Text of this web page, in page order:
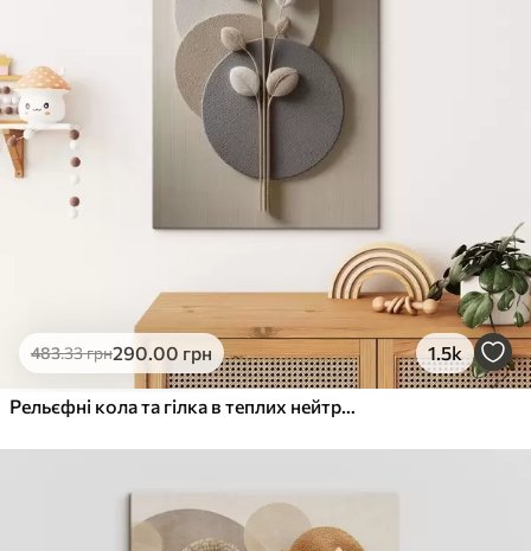
483.33грн290.00 грн 1.5k
Рельєфні кола та гілка в теплих нейтральних тонах